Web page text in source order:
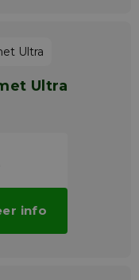
Ultra
info